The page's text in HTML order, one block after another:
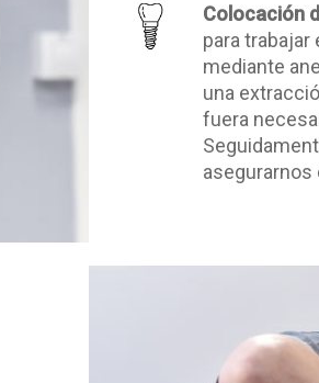
Colocación
para trabajar
mediante
una
fuera
asegurarnos